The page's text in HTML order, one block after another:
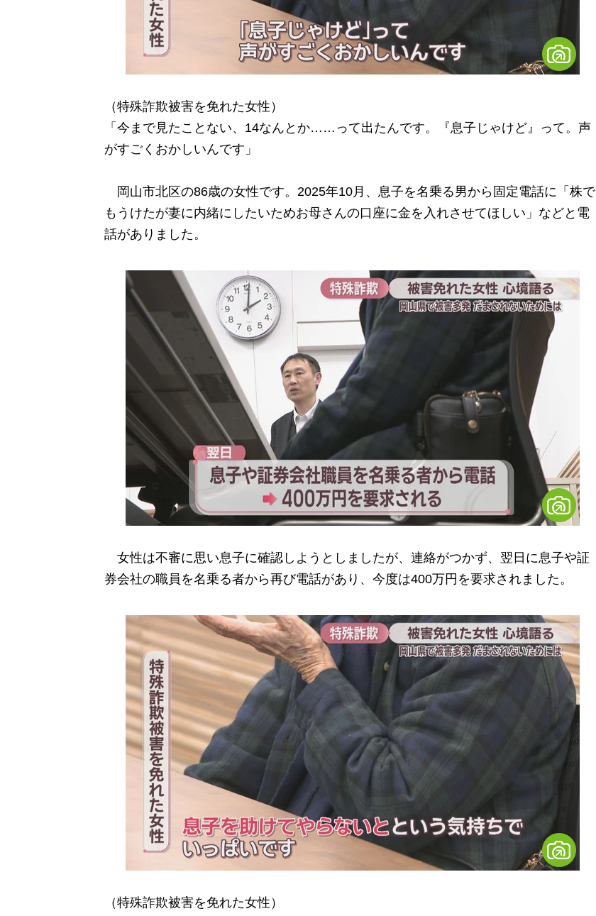
（特殊詐欺被害を免れた女性）
「今まで見たことない、14なんとか……って出たんです。『息子じゃけど』って。声
がすごくおかしいんです」
岡山市北区の86歳の女性です。2025年10月、息子を名乗る男から固定電話に「株で
もうけたが妻に内緒にしたいためお母さんの口座に金を入れさせてほしい」などと電
話がありました。
女性は不審に思い息子に確認しようとしましたが、連絡がつかず、翌日に息子や証
券会社の職員を名乗る者から再び電話があり、今度は400万円を要求されました。
（特殊詐欺被害を免れた女性）